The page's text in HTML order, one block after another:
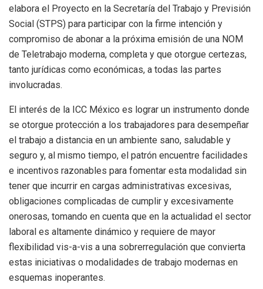
elabora el Proyecto en la Secretaría del Trabajo y Previsión
Social (STPS) para participar con la firme intención y
compromiso de abonar a la próxima emisión de una NOM
de Teletrabajo moderna, completa y que otorgue certezas,
tanto jurídicas como económicas, a todas las partes
involucradas.
El interés de la ICC México es lograr un instrumento donde
se otorgue protección a los trabajadores para desempeñar
el trabajo a distancia en un ambiente sano, saludable y
seguro y, al mismo tiempo, el patrón encuentre facilidades
e incentivos razonables para fomentar esta modalidad sin
tener que incurrir en cargas administrativas excesivas,
obligaciones complicadas de cumplir y excesivamente
onerosas, tomando en cuenta que en la actualidad el sector
laboral es altamente dinámico y requiere de mayor
flexibilidad vis-a-vis a una sobrerregulación que convierta
estas iniciativas o modalidades de trabajo modernas en
esquemas inoperantes.